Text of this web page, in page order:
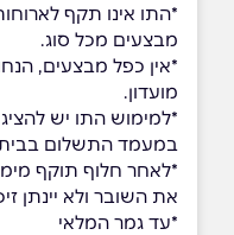
*התו אינו תקף
מבצעים מכל סוג.
*אין כפל מבצעים,
מועדון.
*למימוש התו יש
במעמד התשלום
*לאחר חלוף תוקף
את השובר ולא יינתן
*עד גמר המלאי